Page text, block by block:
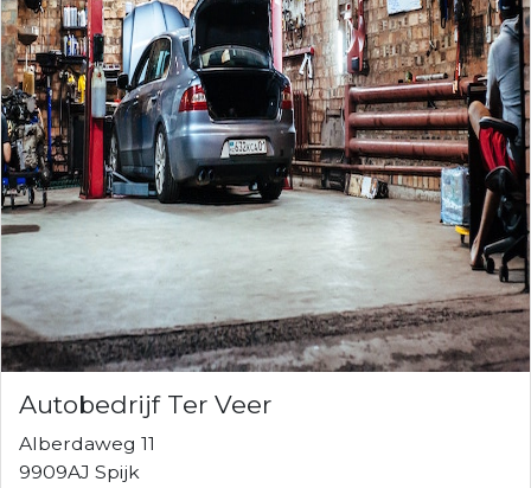
Autobedrijf Ter Veer
Alberdaweg 11
9909AJ Spijk